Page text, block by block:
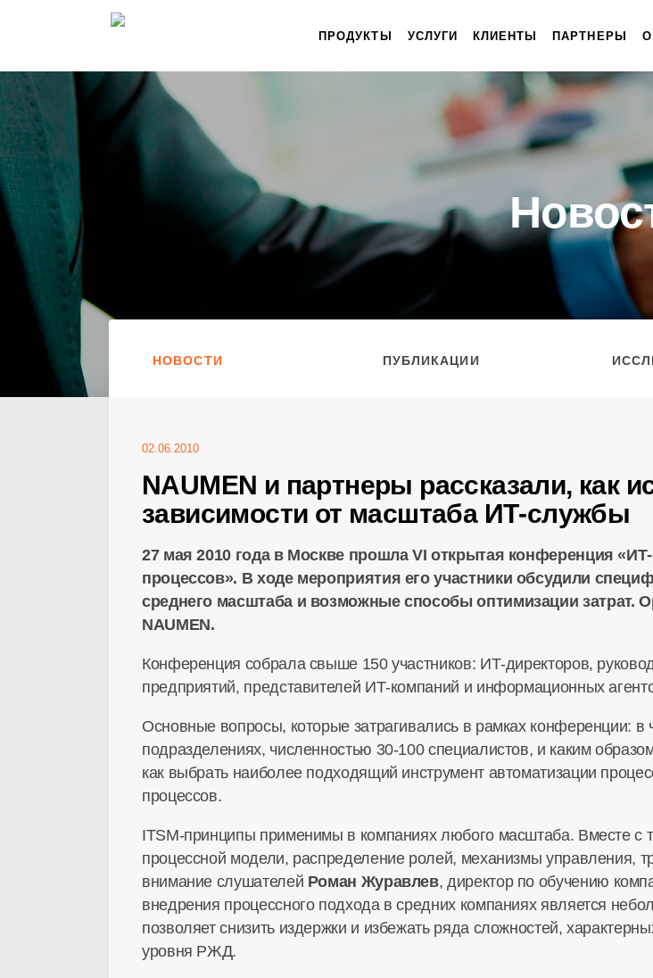
ПРОДУКТЫ УСЛУГИ КЛИЕНТЫ ПАРТНЕРЫ
НОВОСТИ ПУБЛИКАЦИИ
02.06.2010
NAUMEN и партнеры рассказали, как
зависимости от масштаба ИТ-службы
27 мая 2010 года в Москве прошла VI открытая конференция
процессов». В ходе мероприятия его участники обсудили
среднего масштаба и возможные способы оптимизации затрат.
NAUMEN.
Конференция собрала свыше 150 участников: ИТ-директоров,
предприятий, представителей ИТ-компаний и информационных
Основные вопросы, которые затрагивались в рамках конференции:
подразделениях, численностью 30-100 специалистов, и каким
как выбрать наиболее подходящий инструмент автоматизации
процессов.
ITSM-принципы применимы в компаниях любого масштаба. Вместе с
процессной модели, распределение ролей, механизмы управления,
внимание слушателей Роман Журавлев, директор по обучению
внедрения процессного подхода в средних компаниях является
позволяет снизить издержки и избежать ряда сложностей,
уровня РЖД.